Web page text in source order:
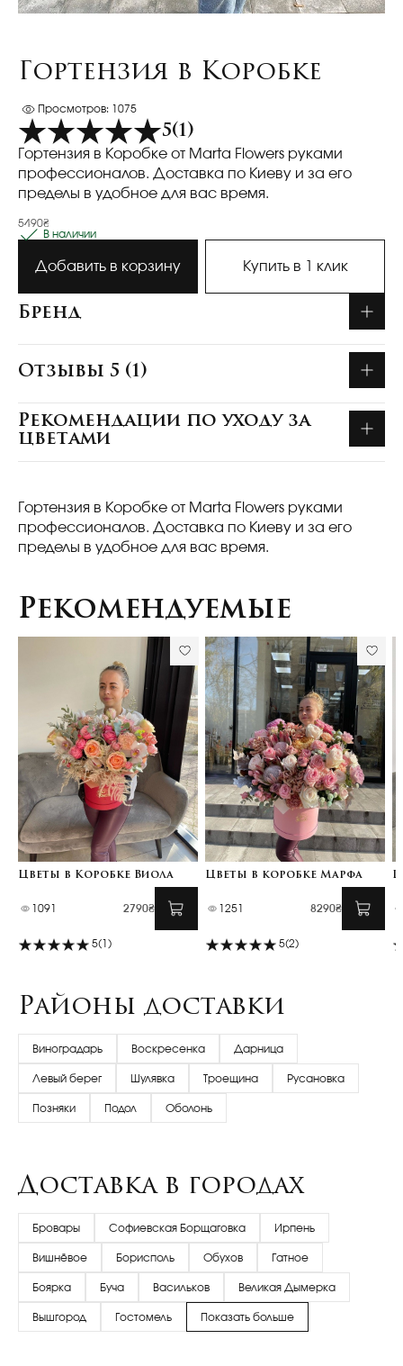
Гортензия в Коробке
Просмотров: 1075
5(1)
Гортензия в Коробке от Marta Flowers руками
профессионалов. Доставка по Киеву и за его
пределы в удобное для вас время.
5490₴
В наличии
Добавить в корзину Купить в 1 клик
Бренд
Отзывы 5 (1)
Рекомендации по уходу за
цветами
Гортензия в Коробке от Marta Flowers руками
профессионалов. Доставка по Киеву и за его
пределы в удобное для вас время.
Рекомендуемые
Цветы в Коробке Виола
1091 2790₴
5(1)
Цветы в коробке Марфа
1251 8290₴
5(2)
Районы доставки
Виноградарь Воскресенка Дарница
Левый берег Шулявка Троещина Русановка
Позняки Подол Оболонь
Доставка в городах
Бровары Софиевская Борщаговка Ирпень
Вишнёвое Борисполь Обухов Гатное
Боярка Буча Васильков Великая Дымерка
Вышгород Гостомель Показать больше